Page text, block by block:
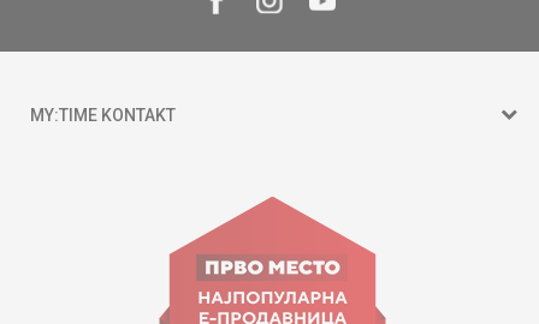
MY:TIME KONTAKT
Goce Nikolovski 74 Shkup
contact@mytime.mk
Orari i punës: